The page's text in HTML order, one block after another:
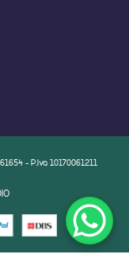
- P.Iva 10170061211